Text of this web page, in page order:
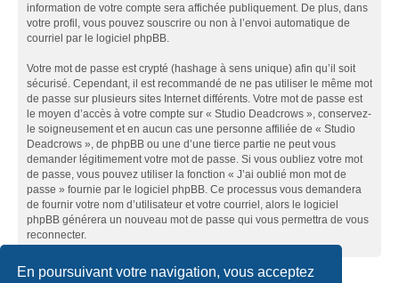
En poursuivant votre navigation, vous acceptez
information de votre compte sera affichée publiquement. De plus, dans
votre profil, vous pouvez souscrire ou non à l’envoi automatique de
courriel par le logiciel phpBB.
Votre mot de passe est crypté (hashage à sens unique) afin qu’il soit
sécurisé. Cependant, il est recommandé de ne pas utiliser le même mot
de passe sur plusieurs sites Internet différents. Votre mot de passe est
le moyen d’accès à votre compte sur « Studio Deadcrows », conservez-
le soigneusement et en aucun cas une personne affiliée de « Studio
Deadcrows », de phpBB ou une d’une tierce partie ne peut vous
demander légitimement votre mot de passe. Si vous oubliez votre mot
de passe, vous pouvez utiliser la fonction « J’ai oublié mon mot de
passe » fournie par le logiciel phpBB. Ce processus vous demandera
de fournir votre nom d’utilisateur et votre courriel, alors le logiciel
phpBB générera un nouveau mot de passe qui vous permettra de vous
reconnecter.